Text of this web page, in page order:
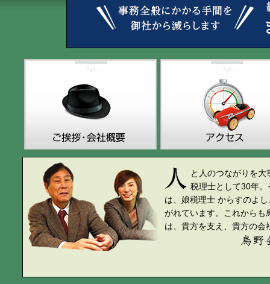
と人のつながりを大
税理士として30年
は、娘税理士 からすのよ
がれています。これからも
は、貴方を支え、貴方の会